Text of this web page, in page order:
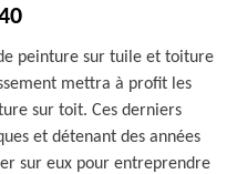
peinture sur tuile et toiture
mettra à profit les
sur toit. Ces derniers
et détenant des années
sur eux pour entreprendre